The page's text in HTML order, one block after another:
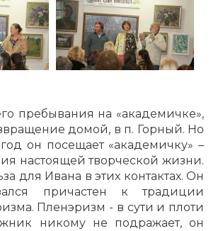
пребывания на «академичке»,
домой, в п. Горный. Но
он посещает «академичку» –
настоящей творческой жизни.
для Ивана в этих контактах. Он
причастен к традиции
Пленэризм - в сути и плоти
никому не подражает, он